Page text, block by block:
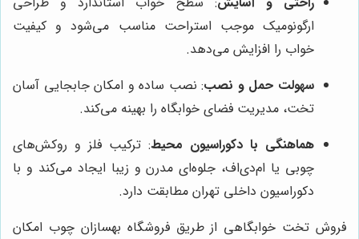
ارگونومیک موجب استراحت مناسب می‌شود و کیفیت
خواب را افزایش می‌دهد.
سهولت حمل و نصب: نصب ساده و امکان جابجایی آسان
تخت، مدیریت فضای خوابگاه را بهینه می‌کند.
هماهنگی با دکوراسیون محیط: ترکیب فلز و روکش‌های
چوبی یا ام‌دی‌اف، جلوه‌ای مدرن و زیبا ایجاد می‌کند و با
دکوراسیون داخلی تهران مطابقت دارد.
فروش تخت خوابگاهی از طریق فروشگاه بهسازان چوب امکان